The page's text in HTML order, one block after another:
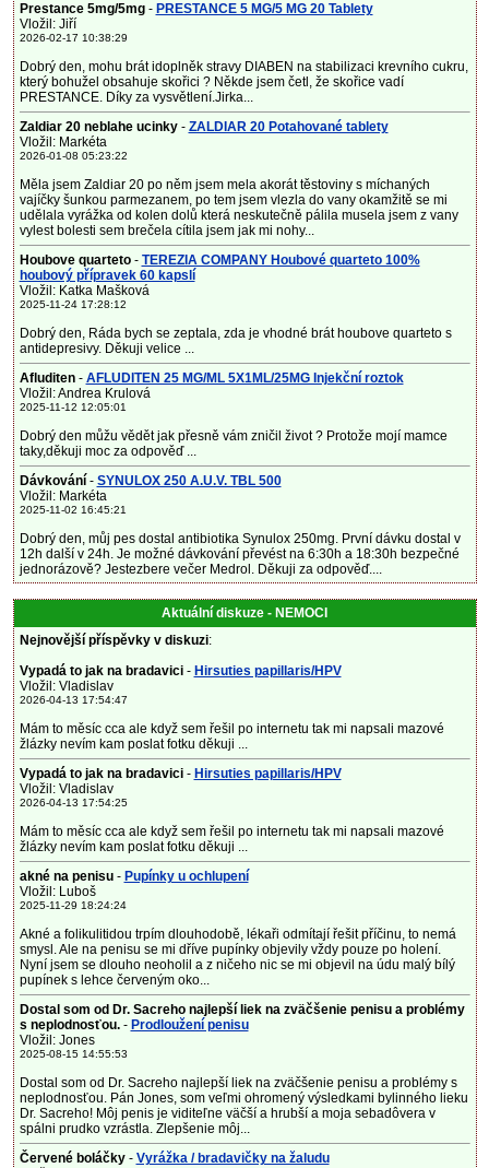
Prestance 5mg/5mg- PRESTANCE 5 MG/5 MG 20 Tablety
Vložil: Jiří
2026-02-17 10:38:29
Dobrý den, mohu brát idoplněk stravy DIABEN na stabilizaci krevního cukru,
který bohužel obsahuje skořici ? Někde jsem četl, že skořice vadí
PRESTANCE. Díky za vysvětlení.Jirka...
Zaldiar 20 neblahe ucinky- ZALDIAR 20 Potahované tablety
Vložil: Markéta
2026-01-08 05:23:22
Měla jsem Zaldiar 20 po něm jsem mela akorát těstoviny s míchaných
vajíčky šunkou parmezanem, po tem jsem vlezla do vany okamžitě se mi
udělala vyrážka od kolen dolů která neskutečně pálila musela jsem z vany
vylest bolesti sem brečela cítila jsem jak mi nohy...
Houbove quarteto- TEREZIA COMPANY Houbové quarteto 100%
houbový přípravek 60 kapslí
Vložil: Katka Mašková
2025-11-24 17:28:12
Dobrý den, Ráda bych se zeptala, zda je vhodné brát houbove quarteto s
antidepresivy. Děkuji velice ...
Afluditen- AFLUDITEN 25 MG/ML 5X1ML/25MG Injekční roztok
Vložil: Andrea Krulová
2025-11-12 12:05:01
Dobrý den můžu vědět jak přesně vám zničil život ? Protože mojí mamce
taky,děkuji moc za odpověď ...
Dávkování - SYNULOX 250 A.U.V. TBL 500
Vložil: Markéta
2025-11-02 16:45:21
Dobrý den, můj pes dostal antibiotika Synulox 250mg. První dávku dostal v
12h další v 24h. Je možné dávkování převést na 6:30h a 18:30h bezpečné
jednorázově? Jestezbere večer Medrol. Děkuji za odpověď....
Aktuální diskuze - NEMOCI
Nejnovější příspěvky v diskuzi:
Vypadá to jak na bradavici - Hirsuties papillaris/HPV
Vložil: Vladislav
2026-04-13 17:54:47
Mám to měsíc cca ale když sem řešil po internetu tak mi napsali mazové
žlázky nevím kam poslat fotku děkuji ...
Vypadá to jak na bradavici - Hirsuties papillaris/HPV
Vložil: Vladislav
2026-04-13 17:54:25
Mám to měsíc cca ale když sem řešil po internetu tak mi napsali mazové
žlázky nevím kam poslat fotku děkuji ...
akné na penisu- Pupínky u ochlupení
Vložil: Luboš
2025-11-29 18:24:24
Akné a folikulitidou trpím dlouhodobě, lékaři odmítají řešit příčinu, to nemá
smysl. Ale na penisu se mi dříve pupínky objevily vždy pouze po holení.
Nyní jsem se dlouho neoholil a z ničeho nic se mi objevil na údu malý bílý
pupínek s lehce červeným oko...
Dostal som od Dr. Sacreho najlepší liek na zväčšenie penisu a problémy
s neplodnosťou.- Prodloužení penisu
Vložil: Jones
2025-08-15 14:55:53
Dostal som od Dr. Sacreho najlepší liek na zväčšenie penisu a problémy s
neplodnosťou. Pán Jones, som veľmi ohromený výsledkami bylinného lieku
Dr. Sacreho! Môj penis je viditeľne väčší a hrubší a moja sebadôvera v
spálni prudko vzrástla. Zlepšenie môj...
Červené boláčky - Vyrážka / bradavičky na žaludu